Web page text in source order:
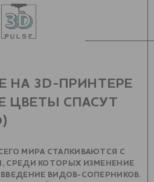
НА 3D-ПРИНТЕРЕ
ЦВЕТЫ СПАСУТ
МИРА СТАЛКИВАЮТСЯ С
СРЕДИ КОТОРЫХ ИЗМЕНЕНИЕ
ВИДОВ-СОПЕРНИКОВ.